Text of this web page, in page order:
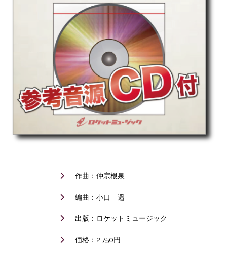
作曲：仲宗根泉
編曲：小口 遥
出版：ロケットミュージック
価格：2,750円